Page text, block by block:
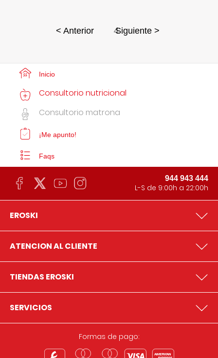
< Anterior 4
Siguiente >
Inicio
Consultorio nutricional
Consultorio matrona
¡Me apunto!
Faqs
944 943 444
L-S de 9:00h a 22:00h
EROSKI
ATENCION AL CLIENTE
TIENDAS EROSKI
SERVICIOS
Formas de pago: